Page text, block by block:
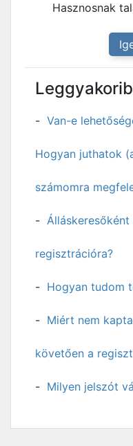
Hasznosnak
Van-e
Hogyan juthatok
számomra
regisztrációra?
Hogyan tudom
Miért nem
követően a
Milyen jelszót